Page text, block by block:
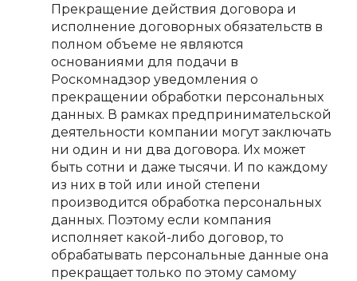
Прекращение действия договора и
исполнение договорных обязательств в
полном объеме не являются
основаниями для подачи в
Роскомнадзор уведомления о
прекращении обработки персональных
данных. В рамках предпринимательской
деятельности компании могут заключать
ни один и ни два договора. Их может
быть сотни и даже тысячи. И по каждому
из них в той или иной степени
производится обработка персональных
данных. Поэтому если компания
исполняет какой-либо договор, то
обрабатывать персональные данные она
прекращает только по этому самому